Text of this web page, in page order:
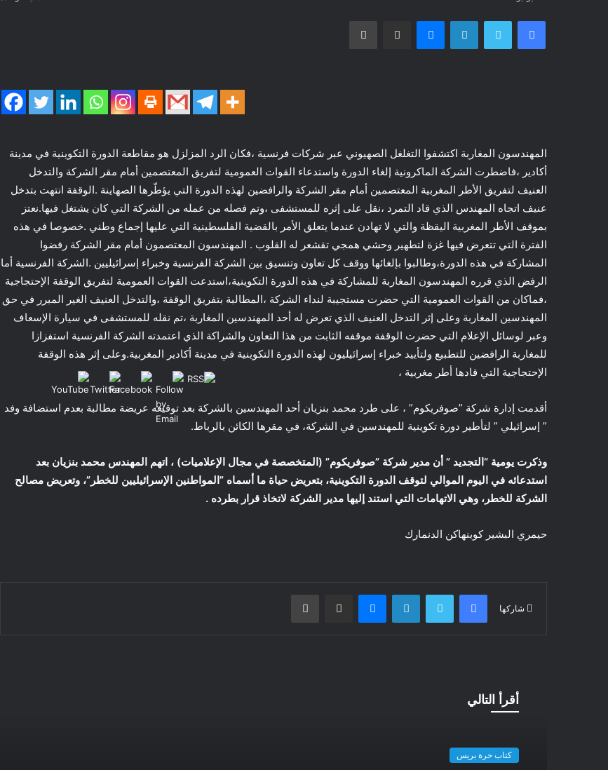
فيسبوك تويتر لينكدإن ماسنجر مشاركة عبر البريد طباعة
المهندسون المغاربة اكتشفوا التغلغل الصهيوني عبر شركات فرنسية ،فكان الرد المزلزل هو مقاطعة الدورة التكوينية في مدينة
أكادير ،فاضطرت الشركة الماكرونية إلغاء الدورة واستدعاء القوات العمومية لتفريق المعتصمين أمام مقر الشركة والتدخل
العنيف لتفريق الأطر المغربية المعتصمين أمام مقر الشركة والرافضين لهذه الدورة التي يؤطّرها الصهاينة .الوقفة انتهت بتدخل
عنيف اتجاه المهندس الذي قاد التمرد ،نقل على إثره للمستشفى ،وتم فصله من عمله من الشركة التي كان يشتغل فيها.نعتز
بموقف الأطر المغربية اليقظة والتي لا تهادن عندما يتعلق الأمر بالقضية الفلسطينية التي عليها إجماع وطني .خصوصا في هذه
الفترة التي تتعرض فيها غزة لتطهير وحشي همجي تقشعر له القلوب . المهندسون المعتصمون أمام مقر الشركة رفضوا
المشاركة في هذه الدورة،وطالبوا بإلغائها ووقف كل تعاون وتنسيق بين الشركة الفرنسية وخبراء إسرائيليين .الشركة الفرنسية أما
الرفض الذي قرره المهندسون المغاربة للمشاركة في هذه الدورة التكوينية،استدعت القوات العمومية لتفريق الوقفة الإحتجاجية
،فماكان من القوات العمومية التي حضرت مستجيبة لنداء الشركة ،المطالبة بتفريق الوقفة ،والتدخل العنيف الغير المبرر في حق
المهندسين المغاربة وعلى إثر التدخل العنيف الذي تعرض له أحد المهندسين المغاربة ،تم نقله للمستشفى في سيارة الإسعاف
وعبر لوسائل الإعلام التي حضرت الوقفة موقفه الثابت من هذا التعاون والشراكة الذي اعتمدته الشركة الفرنسية استفزازا
للمغاربة الرافضين للتطبيع ولتأييد خبراء إسرائيليون لهذه الدورة التكوينية في مدينة أكادير المغربية.وعلى إثر هذه الوقفة
الإحتجاجية التي قادها أطر مغربية ،
أقدمت إدارة شركة ”صوفريكوم” ، على طرد محمد بنزيان أحد المهندسين بالشركة بعد توقيعه عريضة مطالبة بعدم استضافة وفد
” إسرائيلي ” لتأطير دورة تكوينية للمهندسين في الشركة، في مقرها الكائن بالرباط.
وذكرت يومية “التجديد ” أن مدير شركة ”صوفريكوم” (المتخصصة في مجال الإعلاميات) ، اتهم المهندس محمد بنزيان بعد
استدعائه في اليوم الموالي لتوقف الدورة التكوينية، بتعريض حياة ما أسماه ”المواطنين الإسرائيليين للخطر”، وتعريض مصالح
الشركة للخطر، وهي الاتهامات التي استند إليها مدير الشركة لاتخاذ قرار بطرده .
حيمري البشير كوبنهاكن الدنمارك
شاركها
فيسبوك تويتر لينكدإن ماسنجر مشاركة عبر البريد طباعة
أقرأ التالي
كتاب حرة بريس